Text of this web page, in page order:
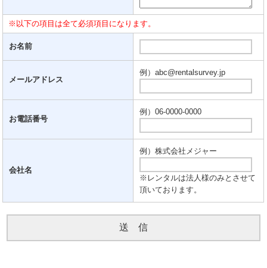
※以下の項目は全て必須項目になります。
お名前
メールアドレス
例）abc@rentalsurvey.jp
お電話番号
例）06-0000-0000
会社名
例）株式会社メジャー
※レンタルは法人様のみとさせて
頂いております。